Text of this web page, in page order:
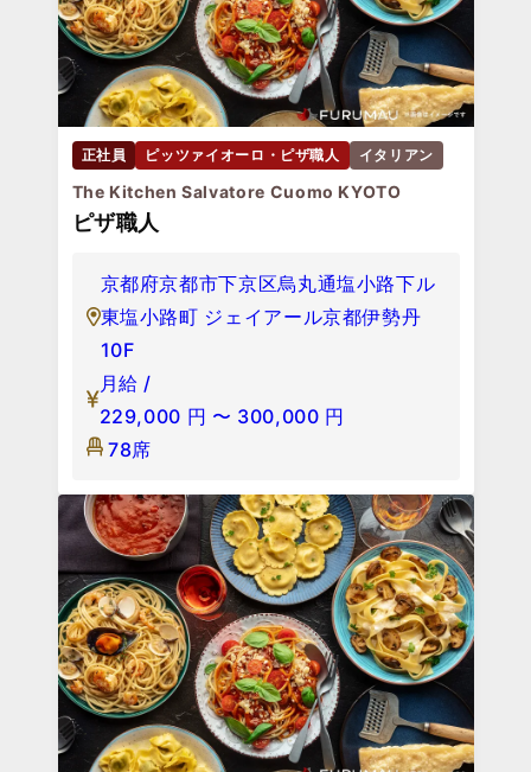
正社員 ピッツァイオーロ・ピザ職人 イタリアン
The Kitchen Salvatore Cuomo KYOTO
ピザ職人
京都府京都市下京区烏丸通塩小路下ル
東塩小路町 ジェイアール京都伊勢丹
10F
月給 /
229,000 円 〜 300,000 円
78席